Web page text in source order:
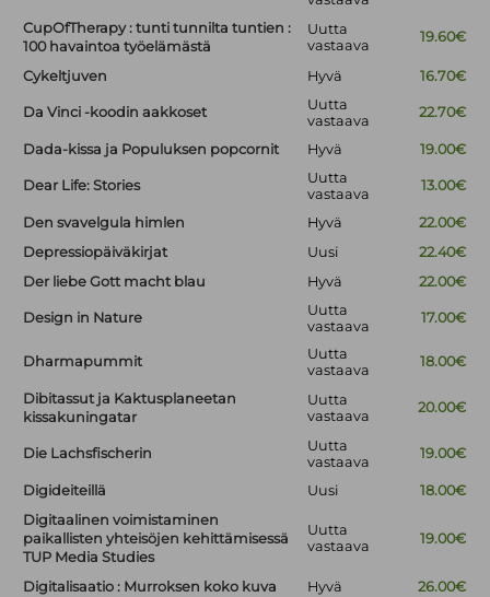
CupOfTherapy : tunti tunnilta tuntien :
100 havaintoa työelämästä
Uutta
vastaava
19.60€
Cykeltjuven Hyvä 16.70€
Da Vinci -koodin aakkoset
Uutta
vastaava
22.70€
Dada-kissa ja Populuksen popcornit Hyvä 19.00€
Dear Life: Stories
Uutta
vastaava
13.00€
Den svavelgula himlen Hyvä
22.00€
Depressiopäiväkirjat
Uusi
22.40€
Der liebe Gott macht blau
Hyvä 22.00€
Design in Nature
Uutta
vastaava
17.00€
Dharmapummit
Uutta
vastaava
18.00€
Dibitassut ja Kaktusplaneetan
kissakuningatar
Uutta
vastaava
20.00€
Die Lachsfischerin
Uutta
vastaava
19.00€
Digideiteillä Uusi
18.00€
Digitaalinen voimistaminen
paikallisten yhteisöjen kehittämisessä
TUP Media Studies
Uutta
vastaava
19.00€
Digitalisaatio : Murroksen koko kuva Hyvä 26.00€